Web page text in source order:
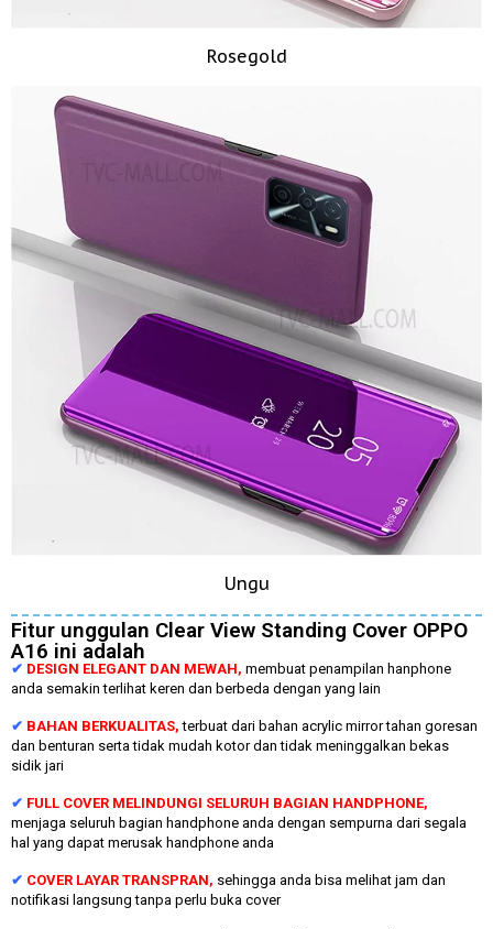
Rosegold
Ungu
Fitur unggulan Clear View Standing Cover OPPO
A16 ini adalah
✔ DESIGN ELEGANT DAN MEWAH, membuat penampilan hanphone
anda semakin terlihat keren dan berbeda dengan yang lain
✔ BAHAN BERKUALITAS,terbuat dari bahan acrylic mirror tahan goresan
dan benturan serta tidak mudah kotor dan tidak meninggalkan bekas
sidik jari
✔ FULL COVER MELINDUNGI SELURUH BAGIAN HANDPHONE,
menjaga seluruh bagian handphone anda dengan sempurna dari segala
hal yang dapat merusak handphone anda
✔ COVER LAYAR TRANSPRAN, sehingga anda bisa melihat jam dan
notifikasi langsung tanpa perlu buka cover